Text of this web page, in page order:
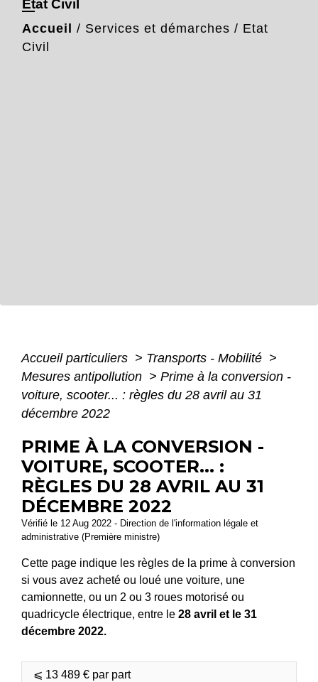
Etat Civil
Accueil / Services et démarches / Etat
Civil
Accueil particuliers > Transports - Mobilité >
Mesures antipollution > Prime à la conversion -
voiture, scooter... : règles du 28 avril au 31
décembre 2022
PRIME À LA CONVERSION -
VOITURE, SCOOTER... :
RÈGLES DU 28 AVRIL AU 31
DÉCEMBRE 2022
Vérifié le 12 Aug 2022 - Direction de l'information légale et
administrative (Première ministre)
Cette page indique les règles de la prime à conversion
si vous avez acheté ou loué une voiture, une
camionnette, ou un 2 ou 3 roues motorisé ou
quadricycle électrique, entre le 28 avril et le 31
décembre 2022.
⩽ 13 489 € par part